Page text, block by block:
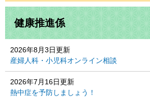
健康推進係
2026年8月3日更新
産婦人科・小児科オンライン相談
2026年7月16日更新
熱中症を予防しましょう！